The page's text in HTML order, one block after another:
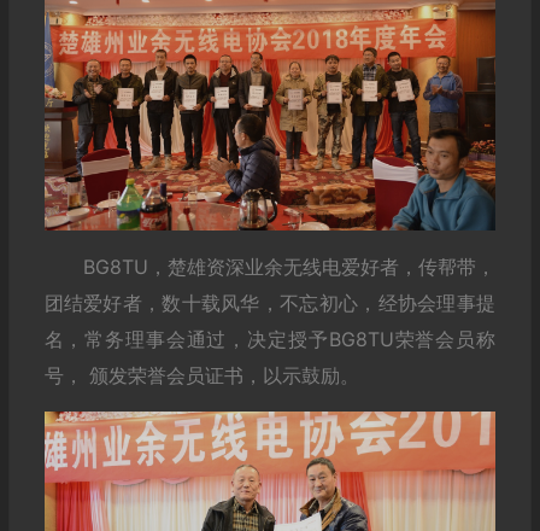
BG8TU，楚雄资深业余无线电爱好者，传帮带，
团结爱好者，数十载风华，不忘初心，经协会理事提
名，常务理事会通过，决定授予BG8TU荣誉会员称
号， 颁发荣誉会员证书，以示鼓励。